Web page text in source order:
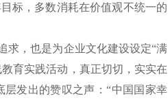
标，多数消耗在价值观不统一的
求，也是为企业文化建设设定“满
育实践活动，真正切切，实实在
发出的赞叹之声：“中国国家幸